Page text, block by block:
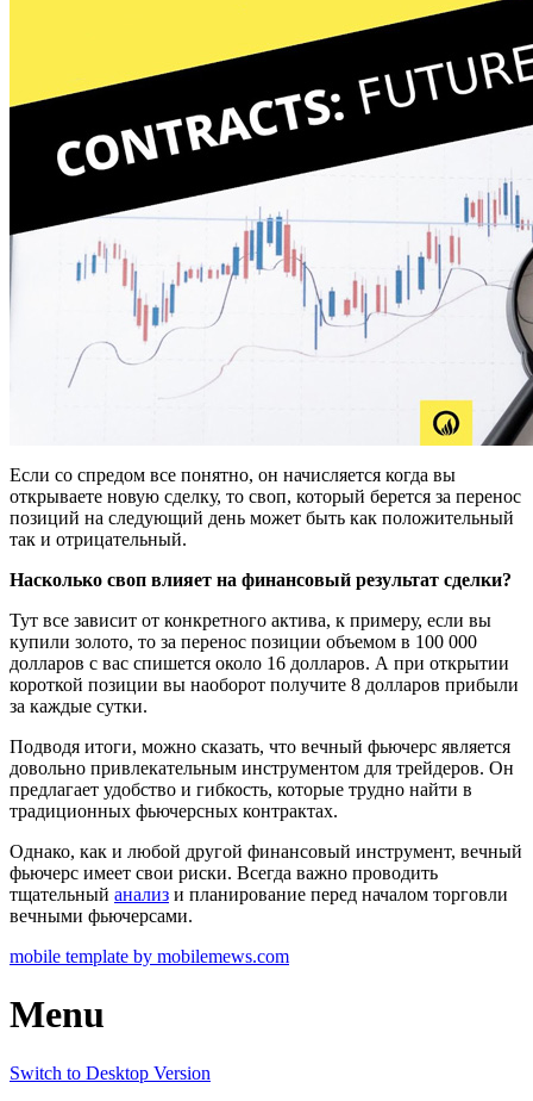
Если со спредом все понятно, он начисляется когда вы
открываете новую сделку, то своп, который берется за перенос
позиций на следующий день может быть как положительный
так и отрицательный.
Насколько своп влияет на финансовый результат сделки?
Тут все зависит от конкретного актива, к примеру, если вы
купили золото, то за перенос позиции объемом в 100 000
долларов с вас спишется около 16 долларов. А при открытии
короткой позиции вы наоборот получите 8 долларов прибыли
за каждые сутки.
Подводя итоги, можно сказать, что вечный фьючерс является
довольно привлекательным инструментом для трейдеров. Он
предлагает удобство и гибкость, которые трудно найти в
традиционных фьючерсных контрактах.
Однако, как и любой другой финансовый инструмент, вечный
фьючерс имеет свои риски. Всегда важно проводить
тщательный анализ и планирование перед началом торговли
вечными фьючерсами.
mobile template by mobilemews.com
Menu
Switch to Desktop Version